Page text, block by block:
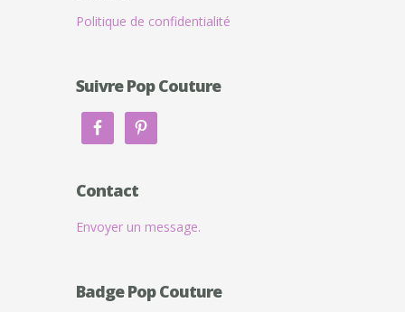
Politique de confidentialité
Suivre Pop Couture
Contact
Envoyer un message.
Badge Pop Couture